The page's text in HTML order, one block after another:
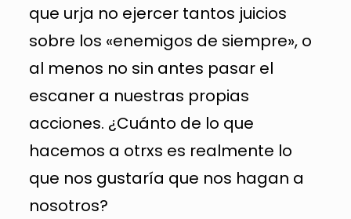
que urja no ejercer tantos juicios
sobre los «enemigos de siempre», o
al menos no sin antes pasar el
escaner a nuestras propias
acciones. ¿Cuánto de lo que
hacemos a otrxs es realmente lo
que nos gustaría que nos hagan a
nosotros?